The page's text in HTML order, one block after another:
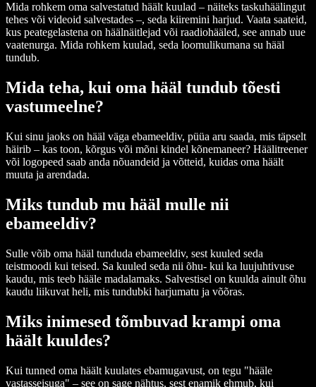
Mida rohkem oma salvestatud häält kuulad – näiteks taskuhäälingut
tehes või videoid salvestades –, seda kiiremini harjud. Vaata saateid,
kus peategelastena on häälnäitlejad või raadiohääled, see annab uue
vaatenurga. Mida rohkem kuulad, seda loomulikumana su hääl
tundub.
Mida teha, kui oma hääl tundub tõesti
vastumeelne?
Kui sinu jaoks on hääl väga ebameeldiv, püüa aru saada, mis täpselt
häirib – kas toon, kõrgus või mõni kindel kõnemaneer? Häälitreener
või logopeed saab anda nõuandeid ja võtteid, kuidas oma häält
muuta ja arendada.
Miks tundub mu hääl mulle nii
ebameeldiv?
Sulle võib oma hääl tunduda ebameeldiv, sest kuuled seda
teistmoodi kui teised. Sa kuuled seda nii õhu- kui ka luujuhtivuse
kaudu, mis teeb hääle madalamaks. Salvestisel on kuulda ainult õhu
kaudu liikuvat heli, mis tundubki harjumatu ja võõras.
Miks inimesed tõmbuvad krampi oma
häält kuuldes?
Kui tunned oma häält kuulates ebamugavust, on tegu "hääle
vastasseisuga" – see on sage nähtus, sest enamik ehmub, kui